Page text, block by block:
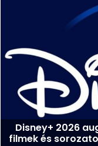
Disney+ 2026
filmek és